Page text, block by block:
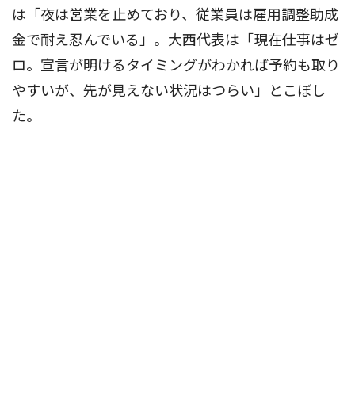
は「夜は営業を止めており、従業員は雇用調整助成
金で耐え忍んでいる」。大西代表は「現在仕事はゼ
ロ。宣言が明けるタイミングがわかれば予約も取り
やすいが、先が見えない状況はつらい」とこぼし
た。